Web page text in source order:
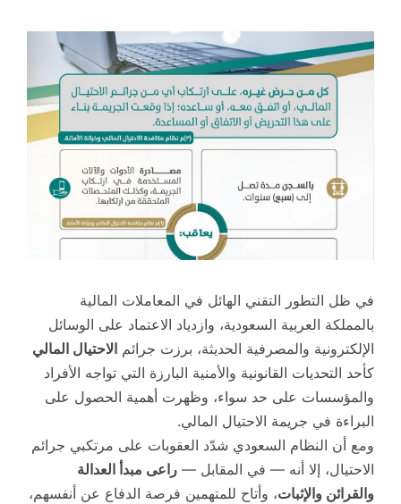
في ظل التطور التقني الهائل في المعاملات المالية
بالمملكة العربية السعودية، وازدياد الاعتماد على الوسائل
الإلكترونية والمصرفية الحديثة، برزت جرائم الاحتيال المالي
كأحد التحديات القانونية والأمنية البارزة التي تواجه الأفراد
والمؤسسات على حد سواء، وظهرت أهمية الحصول على
البراءة في جريمة الاحتيال المالي.
ومع أن النظام السعودي شدّد العقوبات على مرتكبي جرائم
الاحتيال، إلا أنه — في المقابل — راعى مبدأ العدالة
والقرائن والإثبات، وأتاح للمتهمين فرصة الدفاع عن أنفسهم،